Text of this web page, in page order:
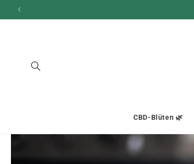
und zum
CBD-Blüten 🌿